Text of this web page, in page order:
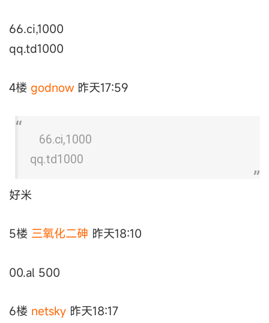
66.ci,1000
qq.td1000
4楼 godnow 昨天17:59
66.ci,1000
qq.td1000
好米
5楼 三氧化二砷 昨天18:10
00.al 500
6楼 netsky 昨天18:17